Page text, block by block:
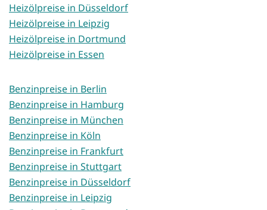
Heizölpreise in Düsseldorf
Heizölpreise in Leipzig
Heizölpreise in Dortmund
Heizölpreise in Essen
Benzinpreise in Berlin
Benzinpreise in Hamburg
Benzinpreise in München
Benzinpreise in Köln
Benzinpreise in Frankfurt
Benzinpreise in Stuttgart
Benzinpreise in Düsseldorf
Benzinpreise in Leipzig